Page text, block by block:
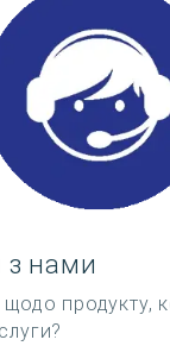
з нами
продукту,